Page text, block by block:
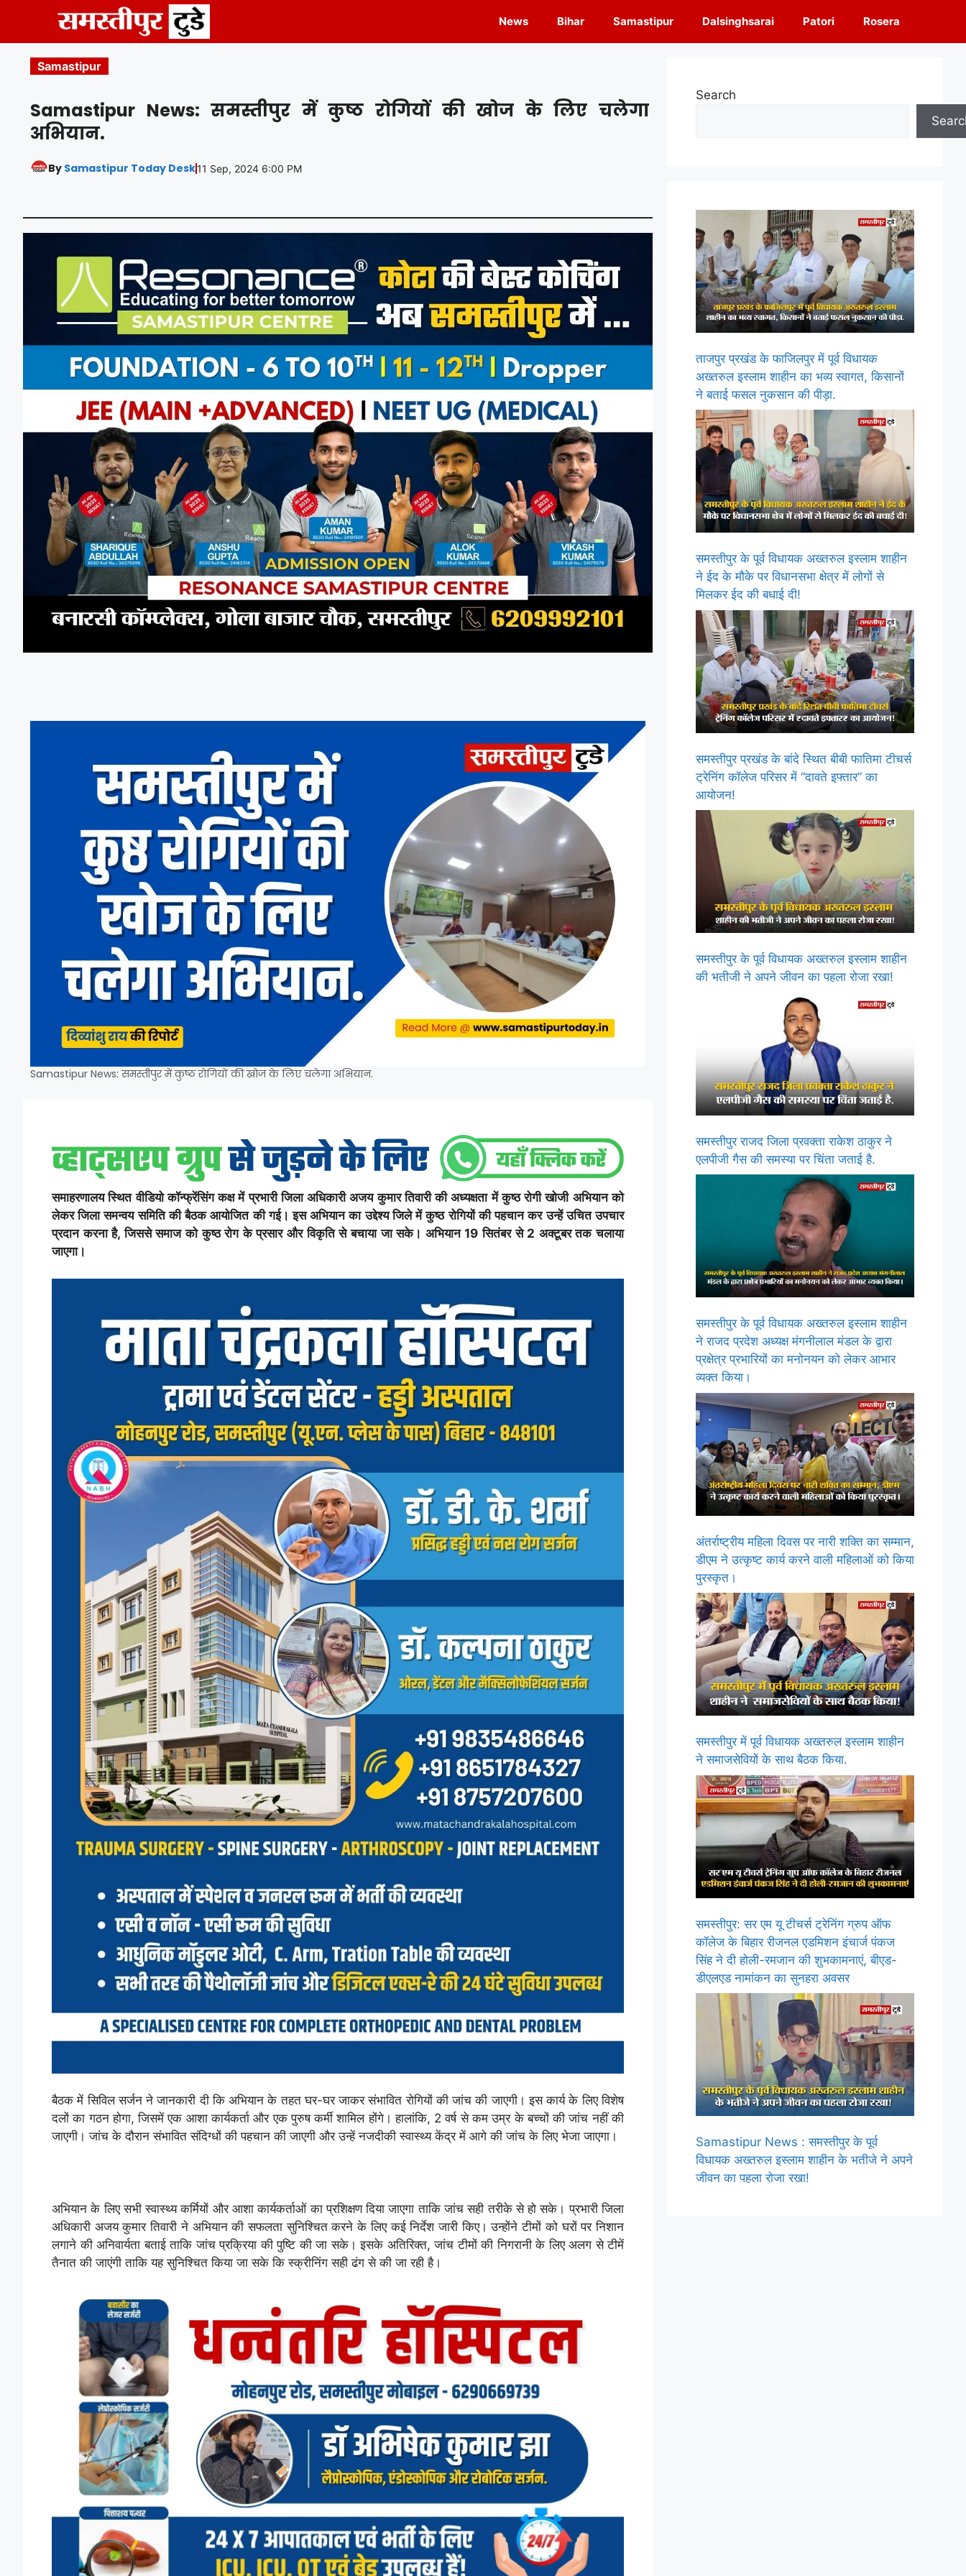
content
News Bihar Samastipur Dalsinghsarai Patori Rosera
Samastipur
Samastipur News: समस्तीपुर में कुष्ठ रोगियों की खोज के लिए चलेगा
अभियान.
By Samastipur Today Desk11 Sep, 2024 6:00 PM
Samastipur News: समस्तीपुर में कुष्ठ रोगियों की खोज के लिए चलेगा अभियान.
समाहरणालय स्थित वीडियो कॉन्फ्रेंसिंग कक्ष में प्रभारी जिला अधिकारी अजय कुमार तिवारी की अध्यक्षता में कुष्ठ रोगी खोजी अभियान को
लेकर जिला समन्वय समिति की बैठक आयोजित की गई। इस अभियान का उद्देश्य जिले में कुष्ठ रोगियों की पहचान कर उन्हें उचित उपचार
प्रदान करना है, जिससे समाज को कुष्ठ रोग के प्रसार और विकृति से बचाया जा सके। अभियान 19 सितंबर से 2 अक्टूबर तक चलाया
जाएगा।
बैठक में सिविल सर्जन ने जानकारी दी कि अभियान के तहत घर-घर जाकर संभावित रोगियों की जांच की जाएगी। इस कार्य के लिए विशेष
दलों का गठन होगा, जिसमें एक आशा कार्यकर्ता और एक पुरुष कर्मी शामिल होंगे। हालांकि, 2 वर्ष से कम उम्र के बच्चों की जांच नहीं की
जाएगी। जांच के दौरान संभावित संदिग्धों की पहचान की जाएगी और उन्हें नजदीकी स्वास्थ्य केंद्र में आगे की जांच के लिए भेजा जाएगा।
अभियान के लिए सभी स्वास्थ्य कर्मियों और आशा कार्यकर्ताओं का प्रशिक्षण दिया जाएगा ताकि जांच सही तरीके से हो सके। प्रभारी जिला
अधिकारी अजय कुमार तिवारी ने अभियान की सफलता सुनिश्चित करने के लिए कई निर्देश जारी किए। उन्होंने टीमों को घरों पर निशान
लगाने की अनिवार्यता बताई ताकि जांच प्रक्रिया की पुष्टि की जा सके। इसके अतिरिक्त, जांच टीमों की निगरानी के लिए अलग से टीमें
तैनात की जाएंगी ताकि यह सुनिश्चित किया जा सके कि स्क्रीनिंग सही ढंग से की जा रही है।
Search
ताजपुर प्रखंड के फाजिलपुर में पूर्व विधायक
अख्तरुल इस्लाम शाहीन का भव्य स्वागत, किसानों
ने बताई फसल नुकसान की पीड़ा.
समस्तीपुर के पूर्व विधायक अख्तरुल इस्लाम शाहीन
ने ईद के मौके पर विधानसभा क्षेत्र में लोगों से
मिलकर ईद की बधाई दी!
समस्तीपुर प्रखंड के बांदे स्थित बीबी फातिमा टीचर्स
ट्रेनिंग कॉलेज परिसर में “दावते इफ्तार” का
आयोजन!
समस्तीपुर के पूर्व विधायक अख्तरुल इस्लाम शाहीन
की भतीजी ने अपने जीवन का पहला रोजा रखा!
समस्तीपुर राजद जिला प्रवक्ता राकेश ठाकुर ने
एलपीजी गैस की समस्या पर चिंता जताई है.
समस्तीपुर के पूर्व विधायक अख्तरुल इस्लाम शाहीन
ने राजद प्रदेश अध्यक्ष मंगनीलाल मंडल के द्वारा
प्रक्षेत्र प्रभारियों का मनोनयन को लेकर आभार
व्यक्त किया।
अंतर्राष्ट्रीय महिला दिवस पर नारी शक्ति का सम्मान,
डीएम ने उत्कृष्ट कार्य करने वाली महिलाओं को किया
पुरस्कृत।
समस्तीपुर में पूर्व विधायक अख्तरुल इस्लाम शाहीन
ने समाजसेवियों के साथ बैठक किया.
समस्तीपुर: सर एम यू टीचर्स ट्रेनिंग ग्रुप ऑफ
कॉलेज के बिहार रीजनल एडमिशन इंचार्ज पंकज
सिंह ने दी होली-रमजान की शुभकामनाएं, बीएड-
डीएलएड नामांकन का सुनहरा अवसर
Samastipur News : समस्तीपुर के पूर्व
विधायक अख्तरुल इस्लाम शाहीन के भतीजे ने अपने
जीवन का पहला रोजा रखा!